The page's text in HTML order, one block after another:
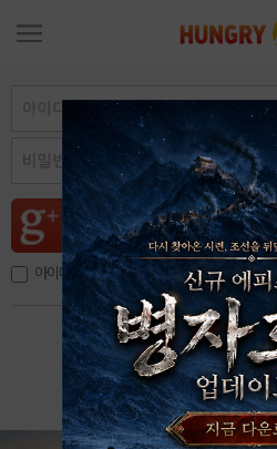
아이디, 이메일 저장
아이디 / 비밀번호 찾기